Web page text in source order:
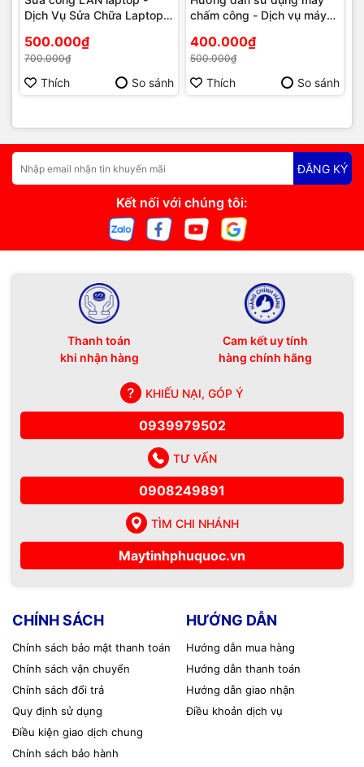
Dịch Vụ Sửa Chữa Laptop
Quốc | Vi Tính Hải Đăng
500.000₫
700.000₫
Thích So sánh
chấm công - Dịch vụ máy
Tính Phú Quốc | Vi Tính Hải
Đăng
400.000₫
500.000₫
Thích So sánh
ĐĂNG KÝ
Kết nối với chúng tôi:
Thanh toán
khi nhận hàng
Cam kết uy tính
hàng chính hãng
KHIẾU NẠI, GÓP Ý
0939979502
TƯ VẤN
0908249891
TÌM CHI NHÁNH
Maytinhphuquoc.vn
CHÍNH SÁCH
Chính sách bảo mật thanh toán
Chính sách vận chuyển
Chính sách đổi trả
Quy định sử dụng
Điều kiện giao dịch chung
Chính sách bảo hành
HƯỚNG DẪN
Hướng dẫn mua hàng
Hướng dẫn thanh toán
Hướng dẫn giao nhận
Điều khoản dịch vụ